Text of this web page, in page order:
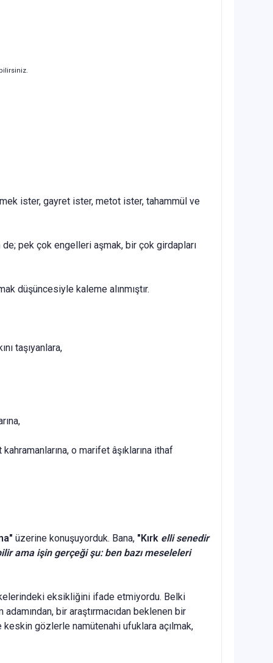
ister, gayret ister, metot ister, tahammül ve
pek çok engelleri aşmak, bir çok girdapları
düşüncesiyle kaleme alınmıştır.
taşıyanlara,
o marifet âşıklarına ithaf
üzerine konuşuyorduk. Bana, "Kırk elli sene­dir
ama işin gerçeği şu: ben bazı meseleleri
eksikliğini ifade etmiyordu. Belki
bir araştırmacıdan beklenen bir
gözlerle namütenahi ufuklara açılmak,